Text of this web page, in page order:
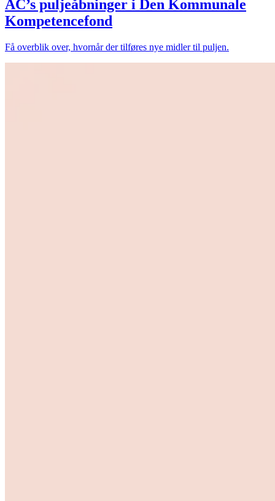
AC’s puljeåbninger i Den Kommunale
Kompetencefond
Få overblik over, hvornår der tilføres nye midler til puljen.